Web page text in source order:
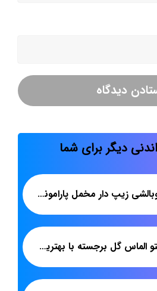
دیگر برای شما
قیمت روبالشی زیپ دار مخمل پارامونت
شرکت پتو الماس گل برجسته با بهترین قیمت